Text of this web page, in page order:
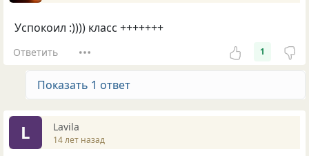
Успокоил :)))) класс +++++++
Ответить 1
Показать 1 ответ
L Lavila
14 лет назад